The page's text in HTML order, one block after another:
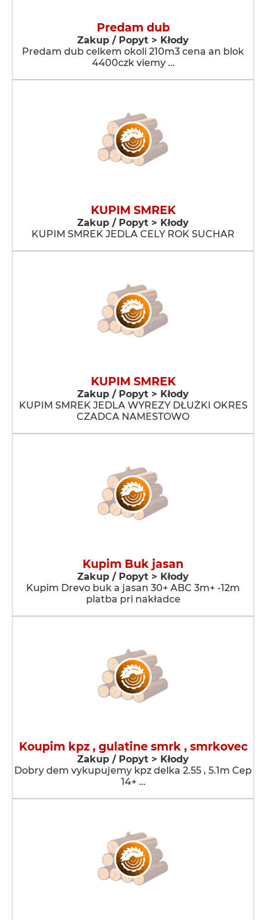
Predam dub
Zakup / Popyt > Kłody
Predam dub celkem okoli 210m3 cena an blok
4400czk viemy …
KUPIM SMREK
Zakup / Popyt > Kłody
KUPIM SMREK JEDLA CELY ROK SUCHAR
KUPIM SMREK
Zakup / Popyt > Kłody
KUPIM SMREK JEDLA WYREZY DŁUŻKI OKRES
CZADCA NAMESTOWO
Kupim Buk jasan
Zakup / Popyt > Kłody
Kupim Drevo buk a jasan 30+ ABC 3m+ -12m
platba pri nakładce
Koupim kpz , gulatine smrk , smrkovec
Zakup / Popyt > Kłody
Dobry dem vykupujemy kpz delka 2.55 , 5.1m Cep
14+ …